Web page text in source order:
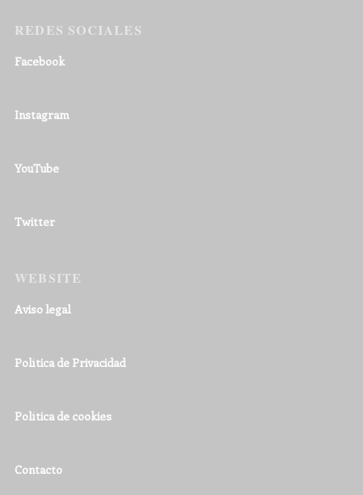
REDES SOCIALES
Facebook
Instagram
YouTube
Twitter
WEBSITE
Aviso legal
Política de Privacidad
Política de cookies
Contacto